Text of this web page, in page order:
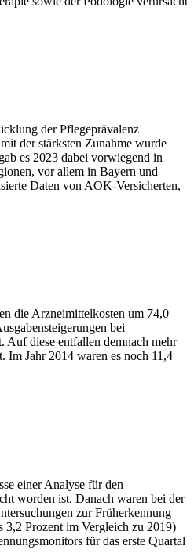
der Pflegeprävalenz
der stärksten Zunahme wurde
es 2023 dabei vorwiegend in
vor allem in Bayern und
Daten von AOK-Versicherten,
die Arzneimittelkosten um 74,0
bei
diese entfallen demnach mehr
Im Jahr 2014 waren es noch 11,4
einer Analyse für den
worden ist. Danach waren bei der
zur Früherkennung
3,2 Prozent im Vergleich zu 2019)
für das erste Quartal